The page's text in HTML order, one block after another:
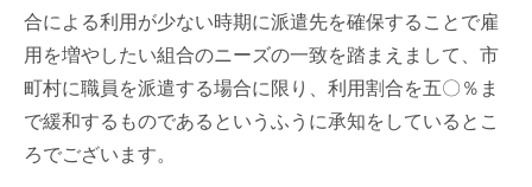
合による利用が少ない時期に派遣先を確保することで雇
用を増やしたい組合のニーズの一致を踏まえまして、市
町村に職員を派遣する場合に限り、利用割合を五〇％ま
で緩和するものであるというふうに承知をしているとこ
ろでございます。